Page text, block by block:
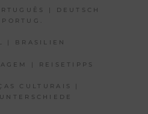
| DEUTSCH
PORTUG.
| BRASILIEN
| REISETIPPS
CULTURAIS |